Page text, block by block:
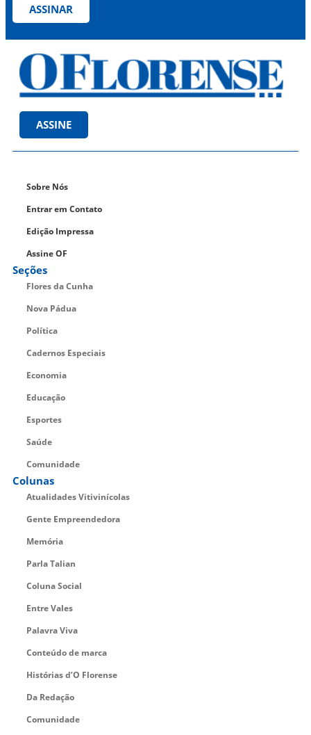
ASSINAR
ASSINE
Sobre Nós
Entrar em Contato
Edição Impressa
Assine OF
Seções
Flores da Cunha
Nova Pádua
Política
Cadernos Especiais
Economia
Educação
Esportes
Saúde
Comunidade
Colunas
Atualidades Vitivinícolas
Gente Empreendedora
Memória
Parla Talian
Coluna Social
Entre Vales
Palavra Viva
Conteúdo de marca
Histórias d’O Florense
Da Redação
Comunidade